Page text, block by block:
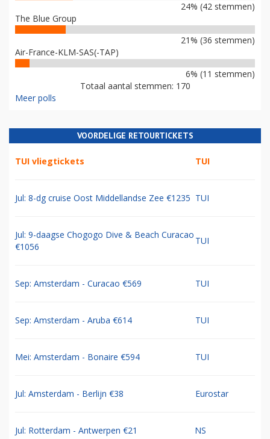
24% (42 stemmen)
The Blue Group
21% (36 stemmen)
Air-France-KLM-SAS(-TAP)
6% (11 stemmen)
Totaal aantal stemmen: 170
Meer polls
VOORDELIGE RETOURTICKETS
TUI vliegtickets TUI
Jul: 8-dg cruise Oost Middellandse Zee €1235 TUI
Jul: 9-daagse Chogogo Dive & Beach Curacao
€1056
TUI
Sep: Amsterdam - Curacao €569 TUI
Sep: Amsterdam - Aruba €614 TUI
Mei: Amsterdam - Bonaire €594 TUI
Jul: Amsterdam - Berlijn €38 Eurostar
Jul: Rotterdam - Antwerpen €21 NS